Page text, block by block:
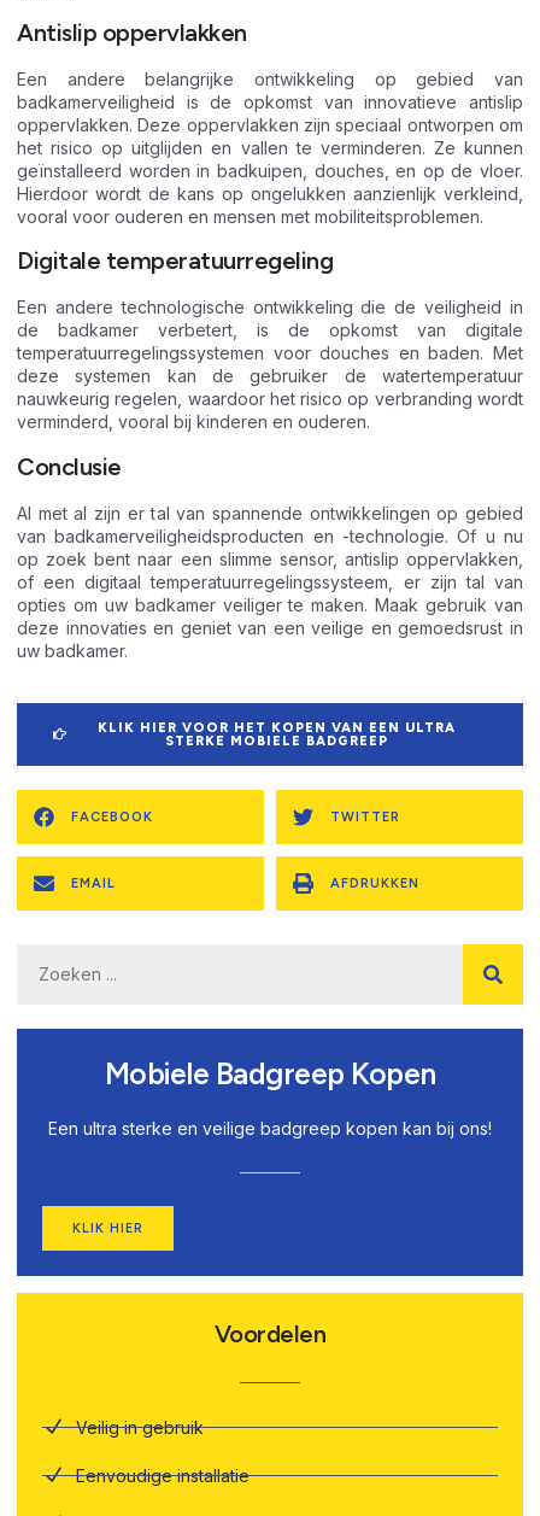
Antislip oppervlakken
Een andere belangrijke ontwikkeling op gebied van
badkamerveiligheid is de opkomst van innovatieve antislip
oppervlakken. Deze oppervlakken zijn speciaal ontworpen om
het risico op uitglijden en vallen te verminderen. Ze kunnen
geïnstalleerd worden in badkuipen, douches, en op de vloer.
Hierdoor wordt de kans op ongelukken aanzienlijk verkleind,
vooral voor ouderen en mensen met mobiliteitsproblemen.
Digitale temperatuurregeling
Een andere technologische ontwikkeling die de veiligheid in
de badkamer verbetert, is de opkomst van digitale
temperatuurregelingssystemen voor douches en baden. Met
deze systemen kan de gebruiker de watertemperatuur
nauwkeurig regelen, waardoor het risico op verbranding wordt
verminderd, vooral bij kinderen en ouderen.
Conclusie
Al met al zijn er tal van spannende ontwikkelingen op gebied
van badkamerveiligheidsproducten en -technologie. Of u nu
op zoek bent naar een slimme sensor, antislip oppervlakken,
of een digitaal temperatuurregelingssysteem, er zijn tal van
opties om uw badkamer veiliger te maken. Maak gebruik van
deze innovaties en geniet van een veilige en gemoedsrust in
uw badkamer.
KLIK HIER VOOR HET KOPEN VAN EEN ULTRA
STERKE MOBIELE BADGREEP
FACEBOOK TWITTER
EMAIL AFDRUKKEN
Mobiele Badgreep Kopen
Een ultra sterke en veilige badgreep kopen kan bij ons!
KLIK HIER
Voordelen
Veilig in gebruik
Eenvoudige installatie